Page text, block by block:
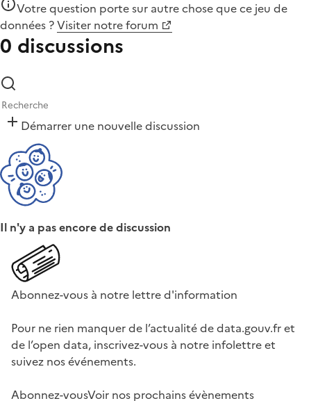
Votre question porte sur autre chose quece jeu de
données ?Visiter notre forum
0 discussions
Démarrer une nouvelle discussion
Il n'y a pas encore de discussion
Abonnez-vous à notre lettre d'information
Pour ne rien manquer de l’actualité de data.gouv.fr et
de l’open data, inscrivez-vous à notre infolettre et
suivez nos événements.
Abonnez-vousVoir nos prochains évènements